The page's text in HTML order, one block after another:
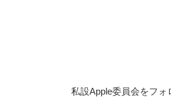
私設Apple委員会をフォ